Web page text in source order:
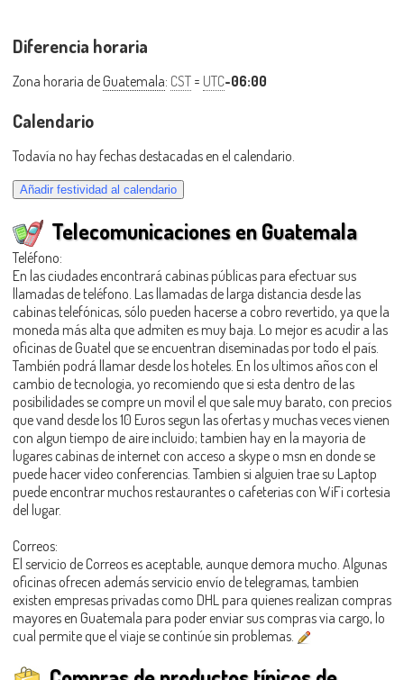
Diferencia horaria
Zona horaria de Guatemala: CST = UTC-06:00
Calendario
Todavía no hay fechas destacadas en el calendario.
Telecomunicaciones en Guatemala
Teléfono:
En las ciudades encontrará cabinas públicas para efectuar sus
llamadas de teléfono. Las llamadas de larga distancia desde las
cabinas telefónicas, sólo pueden hacerse a cobro revertido, ya que la
moneda más alta que admiten es muy baja. Lo mejor es acudir a las
oficinas de Guatel que se encuentran diseminadas por todo el país.
También podrá llamar desde los hoteles. En los ultimos años con el
cambio de tecnologia, yo recomiendo que si esta dentro de las
posibilidades se compre un movil el que sale muy barato, con precios
que vand desde los 10 Euros segun las ofertas y muchas veces vienen
con algun tiempo de aire incluido; tambien hay en la mayoria de
lugares cabinas de internet con acceso a skype o msn en donde se
puede hacer video conferencias. Tambien si alguien trae su Laptop
puede encontrar muchos restaurantes o cafeterias con WiFi cortesia
del lugar.
Correos:
El servicio de Correos es aceptable, aunque demora mucho. Algunas
oficinas ofrecen además servicio envío de telegramas, tambien
existen empresas privadas como DHL para quienes realizan compras
mayores en Guatemala para poder enviar sus compras via cargo, lo
cual permite que el viaje se continúe sin problemas.